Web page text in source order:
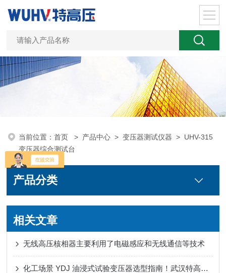
当前位置：首页 > 产品中心 >变压器测试仪器 > UHV-315
变压器综合测试台
产品分类
相关文章
无线高压核相器主要利用了电磁感应和无线通信等技术
化工场景 YDJ 油浸式试验变压器选型指南！武汉特高压 3 大要点 + 用户实测